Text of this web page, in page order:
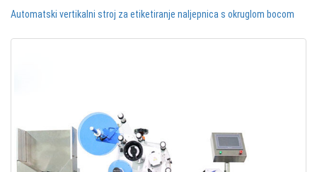
Automatski vertikalni stroj za etiketiranje naljepnica s okruglom bocom